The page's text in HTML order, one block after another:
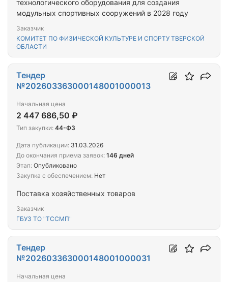
технологического оборудования для создания
модульных спортивных сооружений в 2028 году
Заказчик
КОМИТЕТ ПО ФИЗИЧЕСКОЙ КУЛЬТУРЕ И СПОРТУ ТВЕРСКОЙ
ОБЛАСТИ
Поставка хозяйственных товаров
Заказчик
ГБУЗ ТО "ТССМП"
Тендер
№202603363000148001000013
Начальная цена
2 447 686,50 ₽
Тип закупки: 44-ФЗ
Дата публикации: 31.03.2026
До окончания приема заявок: 146 дней
Этап: Опубликовано
Закупка с обеспечением: Нет
Тендер
№202603363000148001000031
Начальная цена